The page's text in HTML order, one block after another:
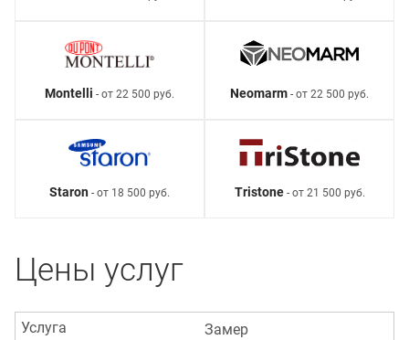
Montelli - от 22 500 руб. Neomarm - от 22 500 руб.
Staron - от 18 500 руб. Tristone- от 21 500 руб.
Цены услуг
Замер
Услуга